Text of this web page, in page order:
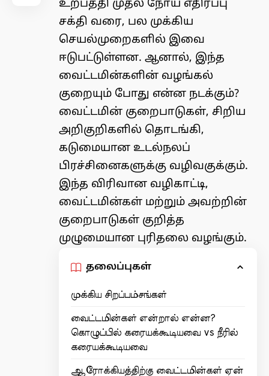
உற்பத்தி முதல் நோய் எதிர்ப்பு
சக்தி வரை, பல முக்கிய
செயல்முறைகளில் இவை
ஈடுபட்டுள்ளன. ஆனால், இந்த
வைட்டமின்களின் வழங்கல்
குறையும் போது என்ன நடக்கும்?
வைட்டமின் குறைபாடுகள், சிறிய
அறிகுறிகளில் தொடங்கி,
கடுமையான உடல்நலப்
பிரச்சினைகளுக்கு வழிவகுக்கும்.
இந்த விரிவான வழிகாட்டி,
வைட்டமின்கள் மற்றும் அவற்றின்
குறைபாடுகள் குறித்த
முழுமையான புரிதலை வழங்கும்.
தலைப்புகள்
முக்கிய சிறப்பம்சங்கள்
வைட்டமின்கள் என்றால் என்ன?
கொழுப்பில் கரையக்கூடியவை vs நீரில்
கரையக்கூடியவை
ஆரோக்கியத்திற்கு வைட்டமின்கள் ஏன்